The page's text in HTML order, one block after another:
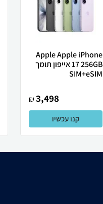
Apple Apple iPhone
17 256GB אייפון תומך
SIM+eSIM
3,498
₪
קנו עכשיו